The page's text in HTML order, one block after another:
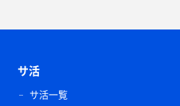
サ活
サ活一覧